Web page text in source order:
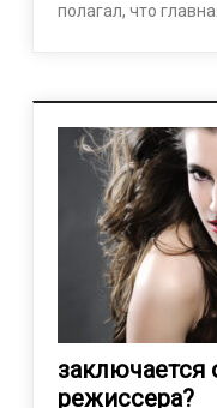
полагал, что
заключается
режиссера?